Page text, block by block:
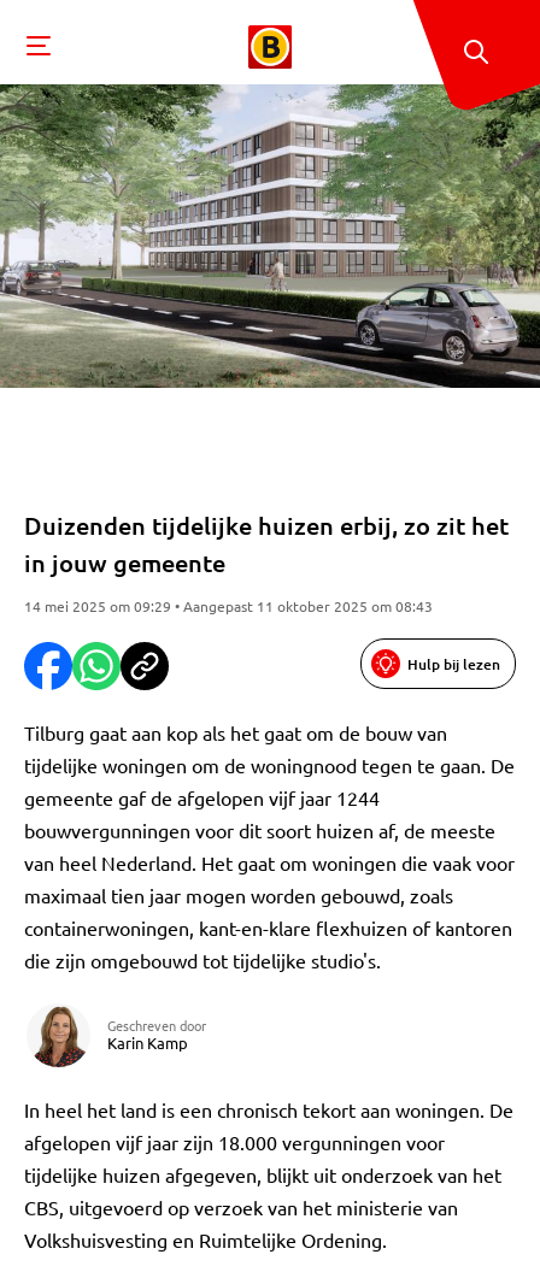
Duizenden tijdelijke huizen erbij, zo zit het
in jouw gemeente
14 mei 2025 om 09:29 • Aangepast 11 oktober 2025 om 08:43
Hulp bij lezen
Tilburg gaat aan kop als het gaat om de bouw van
tijdelijke woningen om de woningnood tegen te gaan. De
gemeente gaf de afgelopen vijf jaar 1244
bouwvergunningen voor dit soort huizen af, de meeste
van heel Nederland. Het gaat om woningen die vaak voor
maximaal tien jaar mogen worden gebouwd, zoals
containerwoningen, kant-en-klare flexhuizen of kantoren
die zijn omgebouwd tot tijdelijke studio's.
Geschreven door
Karin Kamp
In heel het land is een chronisch tekort aan woningen. De
afgelopen vijf jaar zijn 18.000 vergunningen voor
tijdelijke huizen afgegeven, blijkt uit onderzoek van het
CBS, uitgevoerd op verzoek van het ministerie van
Volkshuisvesting en Ruimtelijke Ordening.